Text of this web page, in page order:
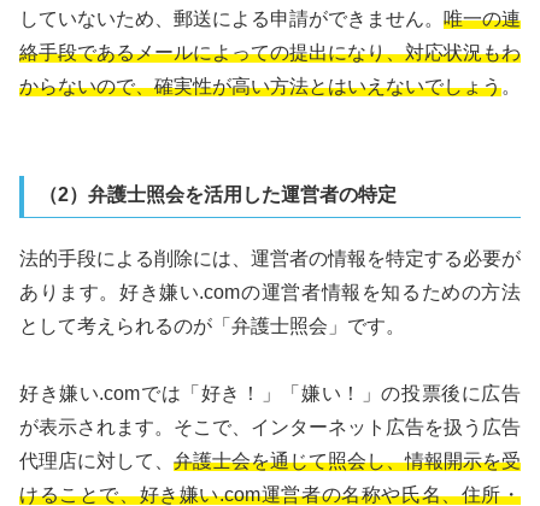
していないため、郵送による申請ができません。 唯一の連
絡手段であるメールによっての提出になり、対応状況もわ
からないので、確実性が高い方法とはいえないでしょう。
（2）弁護士照会を活用した運営者の特定
法的手段による削除には、運営者の情報を特定する必要が
あります。好き嫌い.comの運営者情報を知るための方法
として​考えられるのが「弁護士照会」です。
好き嫌い.comでは「好き！」「嫌い！」の投票後に広告
が表示されます。そこで、インターネット広告を扱う広告
代理店に対して、 弁護士会を通じて照会し、情報開示を受
けることで、好き嫌い.com運営者の名称や氏名、住所・